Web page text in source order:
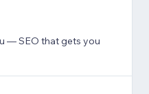
— SEO that gets you